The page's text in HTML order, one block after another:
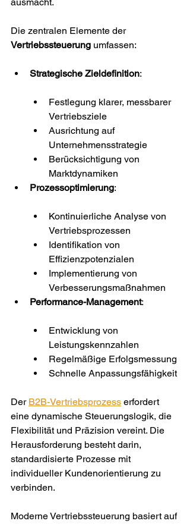
Die zentralen Elemente der
Vertriebssteuerung umfassen:
Strategische Zieldefinition:
Festlegung klarer, messbarer
Vertriebsziele
Ausrichtung auf
Unternehmensstrategie
Berücksichtigung von
Marktdynamiken
Prozessoptimierung:
Kontinuierliche Analyse von
Vertriebsprozessen
Identifikation von
Effizienzpotenzialen
Implementierung von
Verbesserungsmaßnahmen
Performance-Management:
Entwicklung von
Leistungskennzahlen
Regelmäßige Erfolgsmessung
Schnelle Anpassungsfähigkeit
Der B2B-Vertriebsprozess erfordert
eine dynamische Steuerungslogik, die
Flexibilität und Präzision vereint. Die
Herausforderung besteht darin,
standardisierte Prozesse mit
individueller Kundenorientierung zu
verbinden.
Moderne Vertriebssteuerung basiert auf